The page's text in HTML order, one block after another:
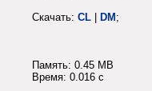
Скачать: CL | DM;
Память: 0.45 MB
Время: 0.016 c